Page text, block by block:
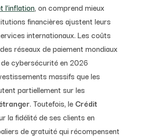
l’inflation, on comprend mieux
financières ajustent leurs
internationaux. Les coûts
réseaux de paiement mondiaux
cybersécurité en 2026
massifs que les
partiellement sur les
. Toutefois, le Crédit
la fidélité de ses clients en
de gratuité qui récompensent